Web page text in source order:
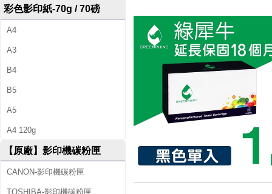
彩色影印紙-70g / 70磅
A4
A3
B4
B5
A5
A4 120g
【原廠】影印機碳粉匣
CANON-影印機碳粉匣
TOSHIBA-影印機碳粉匣